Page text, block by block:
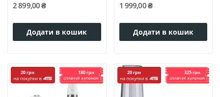
2 899,00 ₴
Додати в кошик
1 999,00 ₴
Додати в кошик
20 грн 180 грн 20 грн 325 грн